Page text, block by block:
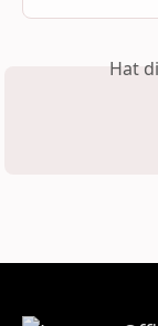
Hat